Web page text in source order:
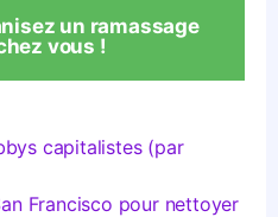
un ramassage
vous !
capitalistes (par
Francisco pour nettoyer